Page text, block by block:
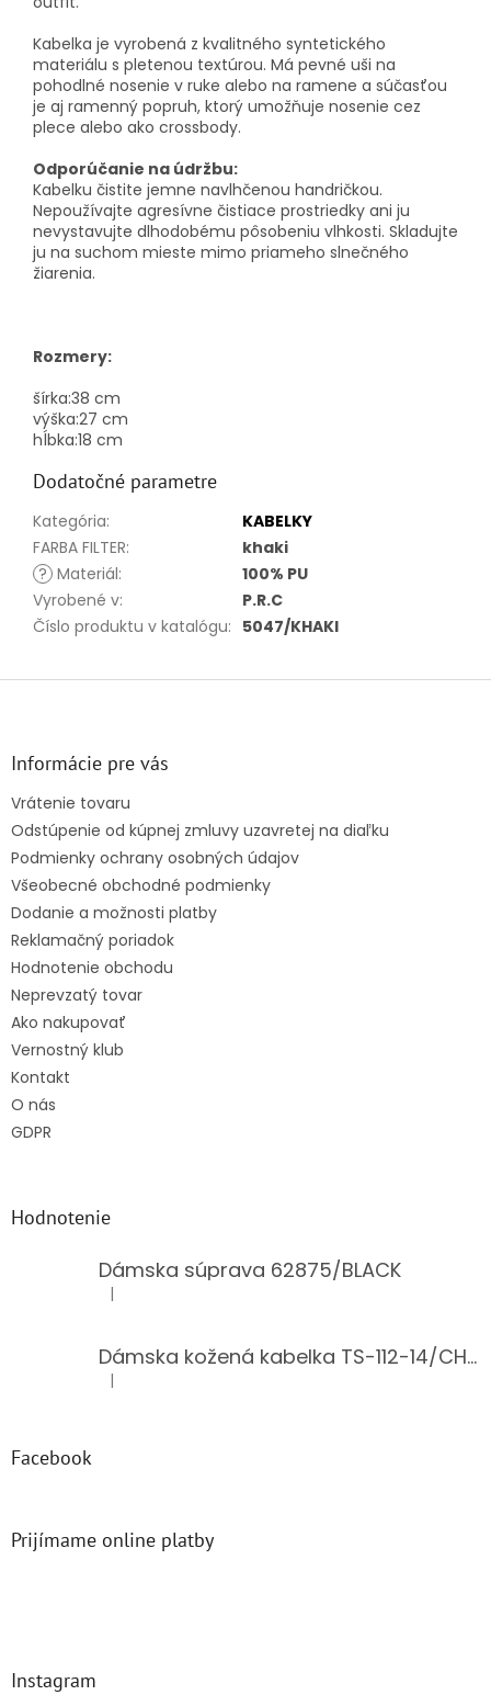
Kabelka je vyrobená z kvalitného syntetického
materiálu s pletenou textúrou. Má pevné uši na
pohodlné nosenie v ruke alebo na ramene a súčasťou
je aj ramenný popruh, ktorý umožňuje nosenie cez
plece alebo ako crossbody.
Odporúčanie na údržbu:
Kabelku čistite jemne navlhčenou handričkou.
Nepoužívajte agresívne čistiace prostriedky ani ju
nevystavujte dlhodobému pôsobeniu vlhkosti. Skladujte
ju na suchom mieste mimo priameho slnečného
žiarenia.
Rozmery:
šírka:38 cm
výška:27 cm
hĺbka:18 cm
Dodatočné parametre
Kategória:
KABELKY
FARBA FILTER:
khaki
? Materiál:
100% PU
Vyrobené v:
P.R.C
Číslo produktu v katalógu: 5047/KHAKI
Informácie pre vás
Vrátenie tovaru
Odstúpenie od kúpnej zmluvy uzavretej na diaľku
Podmienky ochrany osobných údajov
Všeobecné obchodné podmienky
Dodanie a možnosti platby
Reklamačný poriadok
Hodnotenie obchodu
Neprevzatý tovar
Ako nakupovať
Vernostný klub
Kontakt
O nás
GDPR
Hodnotenie
Dámska súprava 62875/BLACK
Hodnotenie produktu je 5 z 5 hviezdičiek.
|
Dámska kožená kabelka TS-112-14/CHOCO
Hodnotenie produktu je 5 z 5 hviezdičiek.
|
Facebook
Prijímame online platby
Instagram